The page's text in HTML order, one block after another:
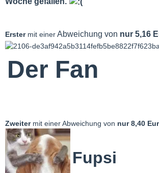
Erster mit einerAbweichung von nur 5,16
Der Fan
Zweiter mit einer Abweichung von nur 8,40
Fupsi